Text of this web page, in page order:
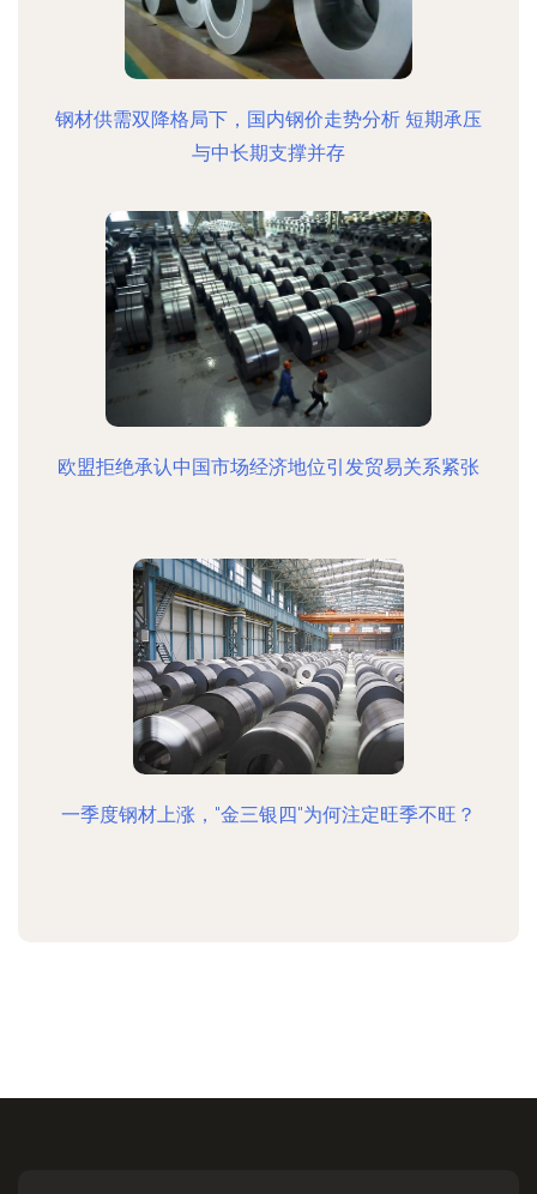
钢材供需双降格局下，国内钢价走势分析 短期承压
与中长期支撑并存
欧盟拒绝承认中国市场经济地位引发贸易关系紧张
一季度钢材上涨，"金三银四"为何注定旺季不旺？